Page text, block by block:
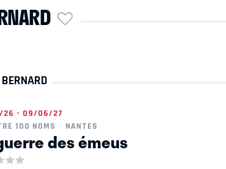
26 - 09/06/27
100 NOMS
NANTES
des émeus